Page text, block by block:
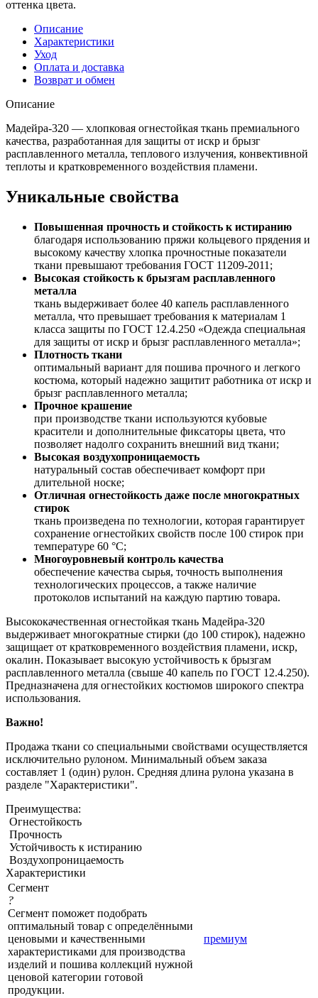
оттенка цвета.
Описание
Характеристики
Уход
Оплата и доставка
Возврат и обмен
Описание
Мадейра-320 — хлопковая огнестойкая ткань премиального
качества, разработанная для защиты от искр и брызг
расплавленного металла, теплового излучения, конвективной
теплоты и кратковременного воздействия пламени.
Уникальные свойства
Повышенная прочность и стойкость к истиранию
благодаря использованию пряжи кольцевого прядения и
высокому качеству хлопка прочностные показатели
ткани превышают требования ГОСТ 11209-2011;
Высокая стойкость к брызгам расплавленного
металла
ткань выдерживает более 40 капель расплавленного
металла, что превышает требования к материалам 1
класса защиты по ГОСТ 12.4.250 «Одежда специальная
для защиты от искр и брызг расплавленного металла»;
Плотность ткани
оптимальный вариант для пошива прочного и легкого
костюма, который надежно защитит работника от искр и
брызг расплавленного металла;
Прочное крашение
при производстве ткани используются кубовые
красители и дополнительные фиксаторы цвета, что
позволяет надолго сохранить внешний вид ткани;
Высокая воздухопроницаемость
натуральный состав обеспечивает комфорт при
длительной носке;
Отличная огнестойкость даже после многократных
стирок
ткань произведена по технологии, которая гарантирует
сохранение огнестойких свойств после 100 стирок при
температуре 60 °С;
Многоуровневый контроль качества
обеспечение качества сырья, точность выполнения
технологических процессов, а также наличие
протоколов испытаний на каждую партию товара.
Высококачественная огнестойкая ткань Мадейра-320
выдерживает многократные стирки (до 100 стирок), надежно
защищает от кратковременного воздействия пламени, искр,
окалин. Показывает высокую устойчивость к брызгам
расплавленного металла (свыше 40 капель по ГОСТ 12.4.250).
Предназначена для огнестойких костюмов широкого спектра
использования.
Важно!
Продажа ткани со специальными свойствами осуществляется
исключительно рулоном. Минимальный объем заказа
составляет 1 (один) рулон. Средняя длина рулона указана в
разделе "Характеристики".
Преимущества:
Огнестойкость
Прочность
Устойчивость к истиранию
Воздухопроницаемость
Характеристики
Сегмент
?
Сегмент поможет подобрать
оптимальный товар с определёнными
ценовыми и качественными
характеристиками для производства
изделий и пошива коллекций нужной
ценовой категории готовой
продукции.
премиум